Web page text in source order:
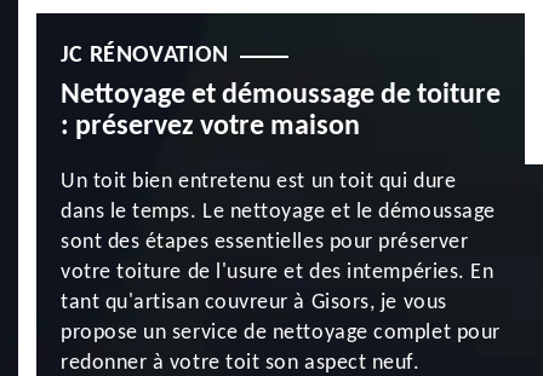
JC RÉNOVATION
Nettoyage et démoussage de toiture
: préservez votre maison
Un toit bien entretenu est un toit qui dure
dans le temps. Le nettoyage et le démoussage
sont des étapes essentielles pour préserver
votre toiture de l'usure et des intempéries. En
tant qu'artisan couvreur à Gisors, je vous
propose un service de nettoyage complet pour
redonner à votre toit son aspect neuf.